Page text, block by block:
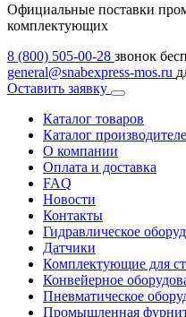
Официальные поставки
комплектующих
8 (800) 505-00-28 звонок
general@snabexpress-mos.ru
Оставить заявку
Каталог товаров
Каталог
О компании
Оплата и доставка
FAQ
Новости
Контакты
Гидравлическое
Датчики
Комплектующие для
Конвейерное
Пневматическое
Промышленная